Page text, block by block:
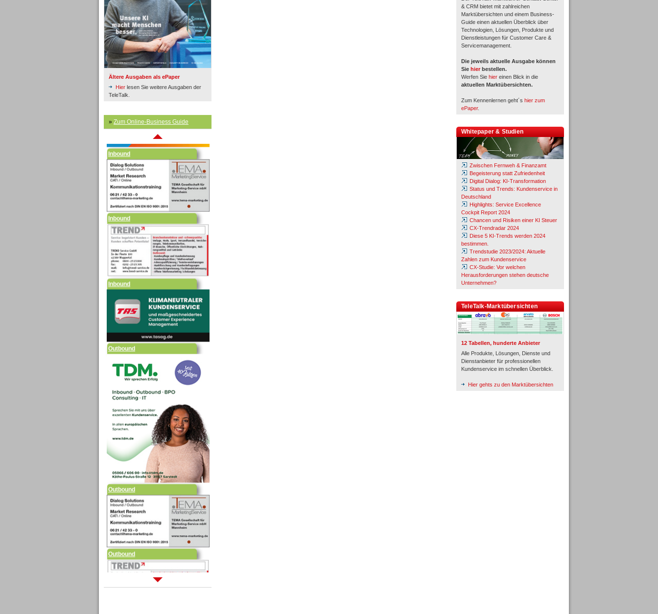
Ältere Ausgaben als ePaper
Hier lesen Sie weitere Ausgaben der
TeleTalk.
» Zum Online-Business Guide
Inbound
Inbound
Inbound
Outbound
Outbound
Outbound
& CRM bietet mit zahlreichen
Marktübersichten und einem Business-
Guide einen aktuellen Überblick über
Technologien, Lösungen, Produkte und
Dienstleistungen für Customer Care &
Servicemanagement.
Die jeweils aktuelle Ausgabe können
Sie hier bestellen.
Werfen Sie hier einen Blick in die
aktuellen Marktübersichten.
Zum Kennenlernen geht´s hier zum
ePaper.
Whitepaper & Studien
Zwischen Fernweh & Finanzamt
Begeisterung statt Zufriedenheit
Digital Dialog: KI-Transformation
Status und Trends: Kundenservice in
Deutschland
Highlights: Service Excellence
Cockpit Report 2024
Chancen und Risiken einer KI Steuer
CX-Trendradar 2024
Diese 5 KI-Trends werden 2024
bestimmen.
Trendstudie 2023/2024: Aktuelle
Zahlen zum Kundenservice
CX-Studie: Vor welchen
Herausforderungen stehen deutsche
Unternehmen?
TeleTalk-Marktübersichten
12 Tabellen, hunderte Anbieter
Alle Produkte, Lösungen, Dienste und
Dienstanbieter für professionellen
Kundenservice im schnellen Überblick.
Hier gehts zu den Marktübersichten